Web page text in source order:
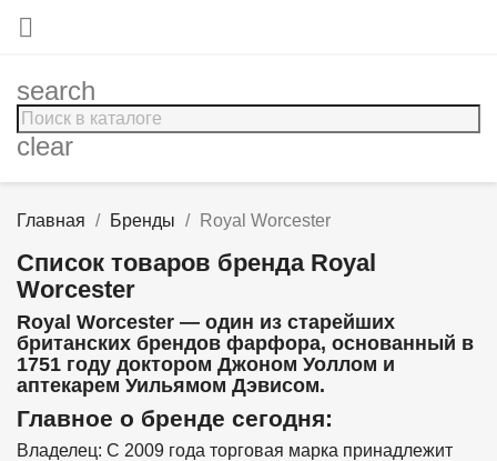

search
clear
Главная Бренды Royal Worcester
Список товаров бренда Royal
Worcester
Royal Worcester — один из старейших
британских брендов фарфора, основанный в
1751 году доктором Джоном Уоллом и
аптекарем Уильямом Дэвисом.
Главное о бренде сегодня:
Владелец: С 2009 года торговая марка принадлежит